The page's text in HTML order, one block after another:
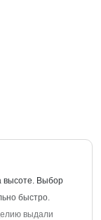
высоте. Выбор
быстро.
выдали